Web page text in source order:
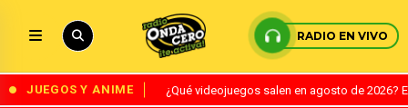
RADIO EN VIVO
JUEGOS Y ANIME ¿Qué videojuegos salen en agosto de